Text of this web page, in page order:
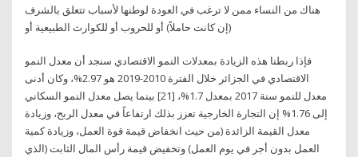
هناك من النساء ممن لا ترغب في العودة لوطنها لأسباب تتعلق بالشرف
(إن كانت حاملاً) أو للحروب أو للكوارث الطبيعية أو
فإذا ربطنا هذه الزيادة بمعدلات النمو الاقتصادي سنجد أن معدل النمو
الاقتصادي في الجزائر خلال الفترة 2010-2019 هو 2.97%، وكان أدنى
معدل للنمو سنة 2017 بمعدل 1.7%، [21] بينما يصل معدل النمو السكاني
إلى 1.76% إن التجارة الخارجية تعزز بذلك ارتفاعاً في معدل الربح، وزيادة
معدل القيمة الزائدة (من حيث انخفاض قيمة قوة العمل، وزيادة كمية
العمل بدون أجر في يوم العمل) وتخفيض قيمة رأس المال الثابت (الذي